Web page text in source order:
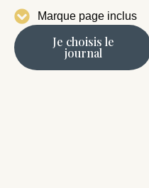
Marque page inclus
Je choisis le
journal